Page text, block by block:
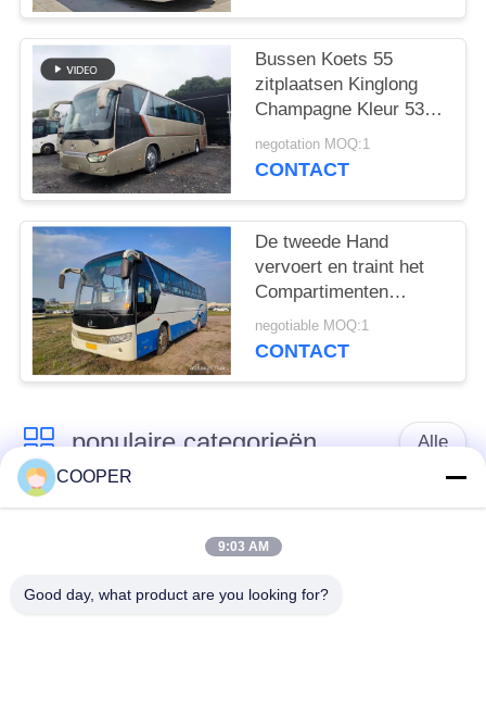
Bussen Koets 55
zitplaatsen Kinglong
Champagne Kleur 53
zitplaatsen XMQ6129
Euro 3 Uitstoot
negotation MOQ:1
CONTACT
De tweede Hand
vervoert en traint het
Compartimenten
Middendeur Zeldzaam
Motor Gebruikt Gouden
negotiable MOQ:1
CONTACT
populaire categorieën Alle
Gebruikte
Bussen
COOPER
9:03 AM
Good day, what product are you looking for?